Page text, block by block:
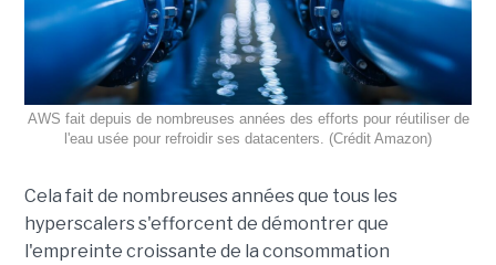
AWS fait depuis de nombreuses années des efforts pour réutiliser de
l'eau usée pour refroidir ses datacenters. (Crédit Amazon)
Cela fait de nombreuses années que tous les
hyperscalers s'efforcent de démontrer que
l'empreinte croissante de la consommation